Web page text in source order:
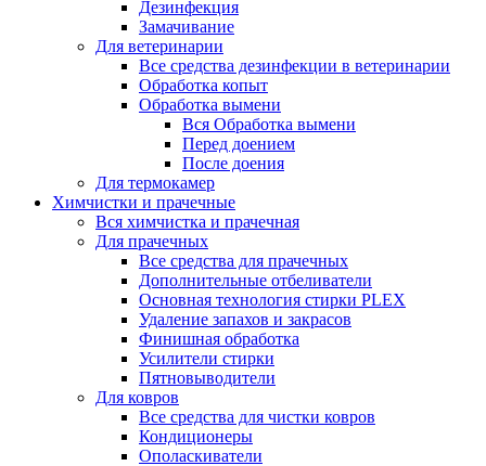
Дезинфекция
Замачивание
Для ветеринарии
Все средства дезинфекции в ветеринарии
Обработка копыт
Обработка вымени
Вся Обработка вымени
Перед доением
После доения
Для термокамер
Химчистки и прачечные
Вся химчистка и прачечная
Для прачечных
Все средства для прачечных
Дополнительные отбеливатели
Основная технология стирки PLEX
Удаление запахов и закрасов
Финишная обработка
Усилители стирки
Пятновыводители
Для ковров
Все средства для чистки ковров
Кондиционеры
Ополаскиватели